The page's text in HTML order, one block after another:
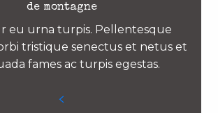
de montagne
eu urna turpis. Pellentesque
tristique senectus et netus et
fames ac turpis egestas.